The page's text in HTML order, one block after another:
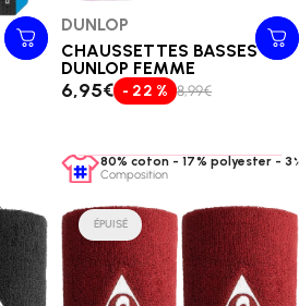
DUNLOP PADEL
Distributeur:
DUNLOP
CHAUSSETTES BASSES
DUNLOP FEMME
6,95€ - 22 % 8,99€
80% coton - 17% polyester -
Composition
ÉPUISÉ